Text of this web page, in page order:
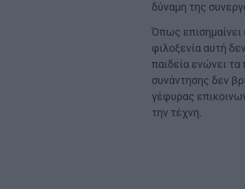
δύναμη της
Όπως επισημαίνει
φιλοξενία αυτή
παιδεία ενώνει τα
συνάντησης δεν
γέφυρας
την τέχνη.